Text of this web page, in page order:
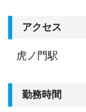
アクセス
虎ノ門駅
勤務時間